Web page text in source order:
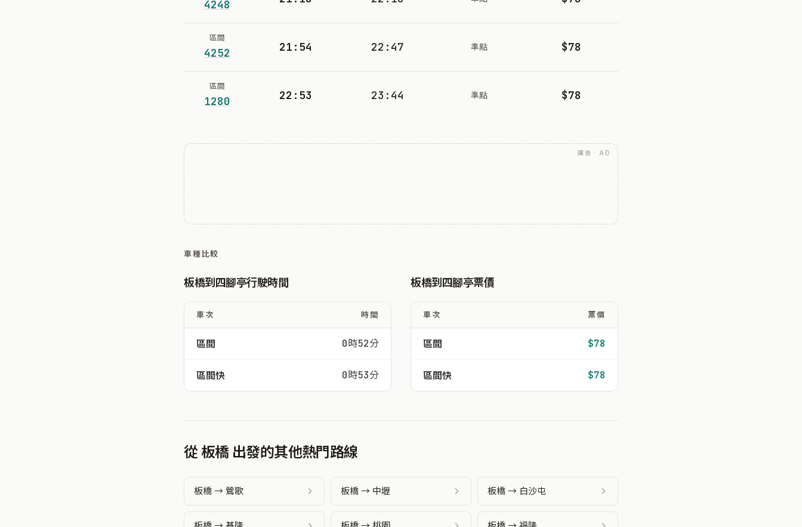
4248
區間
4252 21:54 22:47 準點 $78
區間
1280 22:53 23:44 準點 $78
廣告 · AD
車種比較
板橋到四腳亭行駛時間
車次 時間
區間 0時52分
區間快 0時53分
板橋到四腳亭票價
車次 票價
區間 $78
區間快 $78
從 板橋 出發的其他熱門路線
板橋 → 鶯歌 板橋 → 中壢 板橋 → 白沙屯